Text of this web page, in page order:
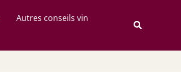
Autres conseils vin
Rechercher